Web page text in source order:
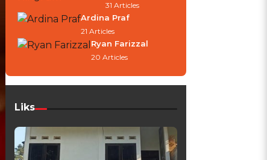
31 Articles
Ardina Praf
21 Articles
Ryan Farizzal
20 Articles
Liks